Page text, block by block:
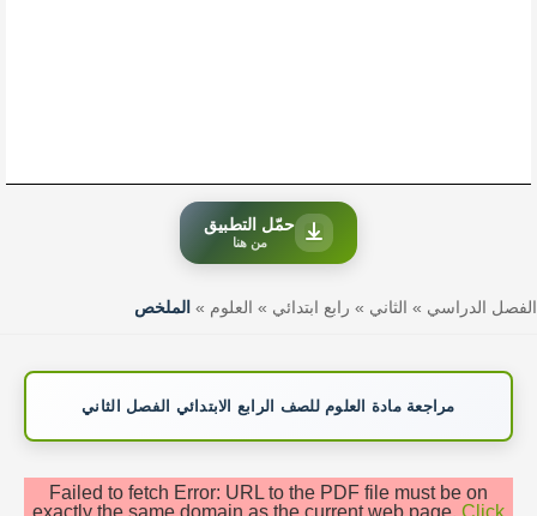
حمّل التطبيق
من هنا
الفصل الدراسي » الثاني » رابع ابتدائي » العلوم » الملخص
مراجعة مادة العلوم للصف الرابع الابتدائي الفصل الثاني
Failed to fetch Error: URL to the PDF file must be on
exactly the same domain as the current web page. Click